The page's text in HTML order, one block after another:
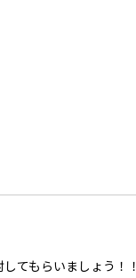
てもらいましょう！！